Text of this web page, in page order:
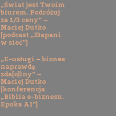
„Świat jest Twoim
biurem. Podróżuj
za 1/3 ceny” –
Maciej Dutko
[podcast „Złapani
w sieć”]
„E-usługi – biznes
naprawdę
zda[o]lny” –
Maciej Dutko
[konferencja
„Biblia e-biznesu.
Epoka AI”]